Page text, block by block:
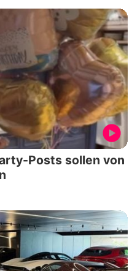
Posts sollen von